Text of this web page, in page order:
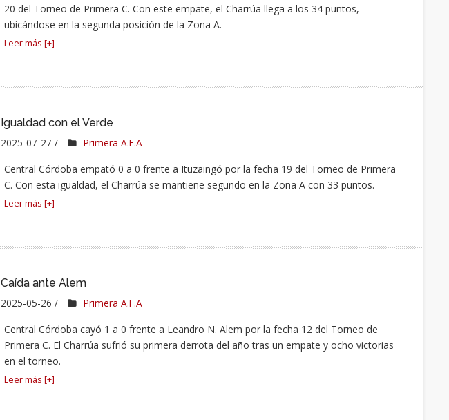
20 del Torneo de Primera C. Con este empate, el Charrúa llega a los 34 puntos,
ubicándose en la segunda posición de la Zona A.
Leer más [+]
Igualdad con el Verde
2025-07-27 /
Primera A.F.A
Central Córdoba empató 0 a 0 frente a Ituzaingó por la fecha 19 del Torneo de Primera
C. Con esta igualdad, el Charrúa se mantiene segundo en la Zona A con 33 puntos.
Leer más [+]
Caída ante Alem
2025-05-26 /
Primera A.F.A
Central Córdoba cayó 1 a 0 frente a Leandro N. Alem por la fecha 12 del Torneo de
Primera C. El Charrúa sufrió su primera derrota del año tras un empate y ocho victorias
en el torneo.
Leer más [+]